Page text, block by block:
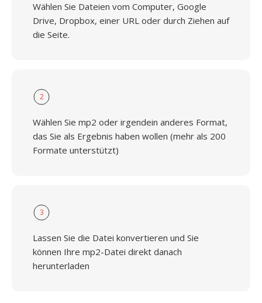
Wählen Sie Dateien vom Computer, Google
Drive, Dropbox, einer URL oder durch Ziehen auf
die Seite.
2
Wählen Sie mp2 oder irgendein anderes Format,
das Sie als Ergebnis haben wollen (mehr als 200
Formate unterstützt)
3
Lassen Sie die Datei konvertieren und Sie
können Ihre mp2-Datei direkt danach
herunterladen